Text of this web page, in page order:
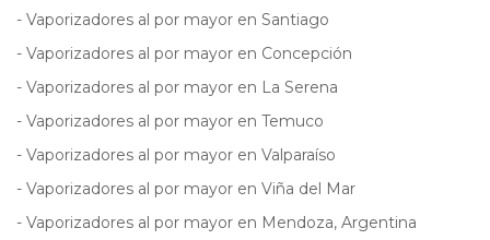
- Vaporizadores al por mayor en Santiago
- Vaporizadores al por mayor en Concepción
- Vaporizadores al por mayor en La Serena
- Vaporizadores al por mayor en Temuco
- Vaporizadores al por mayor en Valparaíso
- Vaporizadores al por mayor en Viña del Mar
- Vaporizadores al por mayor en Mendoza, Argentina